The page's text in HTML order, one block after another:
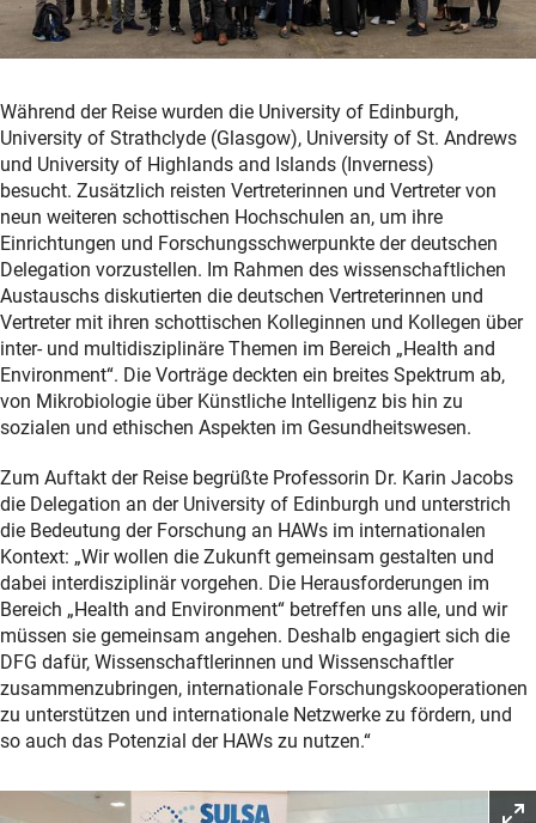
Während der Reise wurden die University of Edinburgh,
University of Strathclyde (Glasgow), University of St. Andrews
und University of Highlands and Islands (Inverness)
besucht. Zusätzlich reisten Vertreterinnen und Vertreter von
neun weiteren schottischen Hochschulen an, um ihre
Einrichtungen und Forschungsschwerpunkte der deutschen
Delegation vorzustellen. Im Rahmen des wissenschaftlichen
Austauschs diskutierten die deutschen Vertreterinnen und
Vertreter mit ihren schottischen Kolleginnen und Kollegen über
inter- und multidisziplinäre Themen im Bereich „Health and
Environment“. Die Vorträge deckten ein breites Spektrum ab,
von Mikrobiologie über Künstliche Intelligenz bis hin zu
sozialen und ethischen Aspekten im Gesundheitswesen.
Zum Auftakt der Reise begrüßte Professorin Dr. Karin Jacobs
die Delegation an der University of Edinburgh und unterstrich
die Bedeutung der Forschung an HAWs im internationalen
Kontext: „Wir wollen die Zukunft gemeinsam gestalten und
dabei interdisziplinär vorgehen. Die Herausforderungen im
Bereich „Health and Environment“ betreffen uns alle, und wir
müssen sie gemeinsam angehen. Deshalb engagiert sich die
DFG dafür, Wissenschaftlerinnen und Wissenschaftler
zusammenzubringen, internationale Forschungskooperationen
zu unterstützen und internationale Netzwerke zu fördern, und
so auch das Potenzial der HAWs zu nutzen.“